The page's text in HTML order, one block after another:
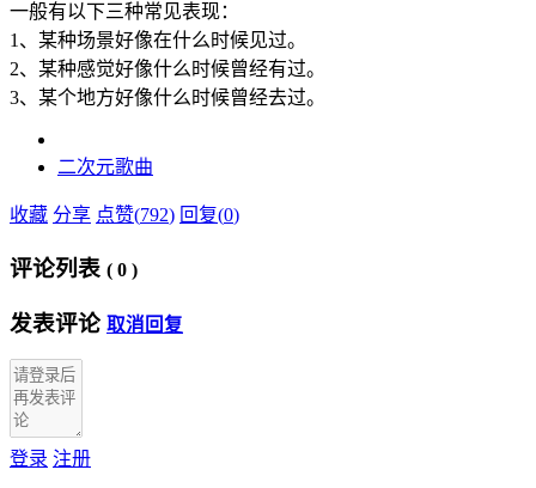
一般有以下三种常见表现：
1、某种场景好像在什么时候见过。
2、某种感觉好像什么时候曾经有过。
3、某个地方好像什么时候曾经去过。
二次元歌曲
收藏 分享 点赞(792) 回复(0)
评论列表 ( 0 )
发表评论 取消回复
登录 注册